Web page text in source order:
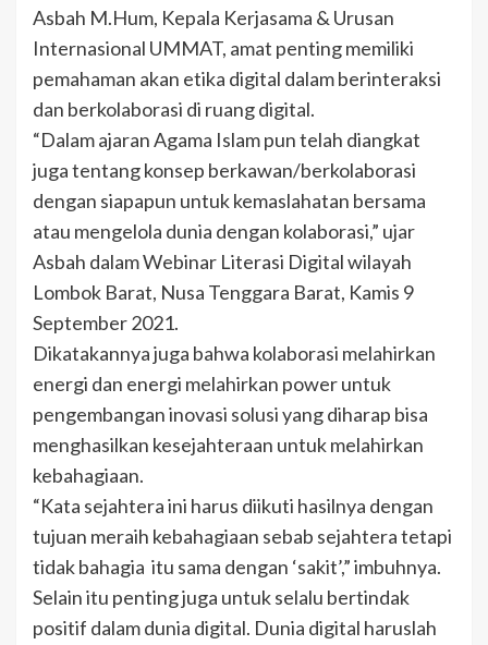
Asbah M.Hum, Kepala Kerjasama & Urusan
Internasional UMMAT, amat penting memiliki
pemahaman akan etika digital dalam berinteraksi
dan berkolaborasi di ruang digital.
“Dalam ajaran Agama Islam pun telah diangkat
juga tentang konsep berkawan/berkolaborasi
dengan siapapun untuk kemaslahatan bersama
atau mengelola dunia dengan kolaborasi,” ujar
Asbah dalam Webinar Literasi Digital wilayah
Lombok Barat, Nusa Tenggara Barat, Kamis 9
September 2021.
Dikatakannya juga bahwa kolaborasi melahirkan
energi dan energi melahirkan power untuk
pengembangan inovasi solusi yang diharap bisa
menghasilkan kesejahteraan untuk melahirkan
kebahagiaan.
“Kata sejahtera ini harus diikuti hasilnya dengan
tujuan meraih kebahagiaan sebab sejahtera tetapi
tidak bahagia itu sama dengan ‘sakit’,” imbuhnya.
Selain itu penting juga untuk selalu bertindak
positif dalam dunia digital. Dunia digital haruslah